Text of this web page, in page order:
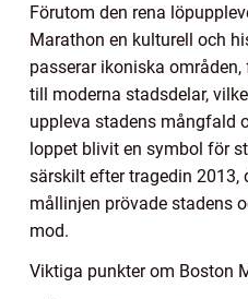
Förutom den rena
Marathon en kulturell och
passerar ikoniska
till moderna stadsdelar,
uppleva stadens mångfald
loppet blivit en symbol för
särskilt efter tragedin 2013,
mållinjen prövade stadens
mod.
Viktiga punkter om Boston